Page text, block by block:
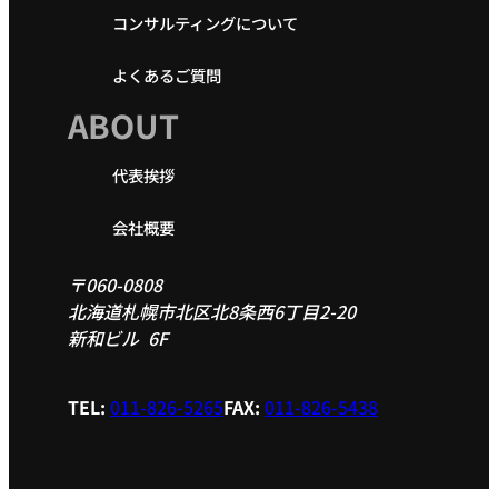
コンサルティングについて
よくあるご質問
ABOUT
代表挨拶
会社概要
〒060-0808
北海道札幌市北区北8条西6丁目2-20
新和ビル 6F
TEL: 011-826-5265FAX: 011-826-5438